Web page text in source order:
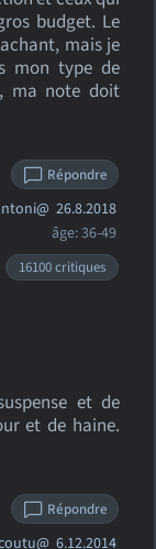
budget. Le
mais je
mon type de
ma note doit
Répondre
26.8.2018
âge: 36-49
16100 critiques
et de
et de haine.
Répondre
6.12.2014